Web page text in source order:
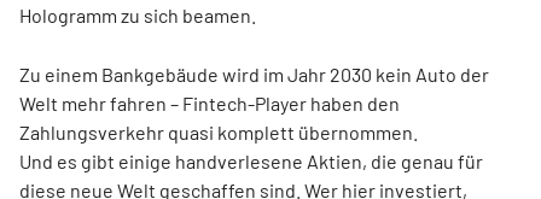
Hologramm zu sich beamen.
Zu einem Bankgebäude wird im Jahr 2030 kein Auto der
Welt mehr fahren – Fintech-Player haben den
Zahlungsverkehr quasi komplett übernommen.
Und es gibt einige handverlesene Aktien, die genau für
diese neue Welt geschaffen sind. Wer hier investiert,